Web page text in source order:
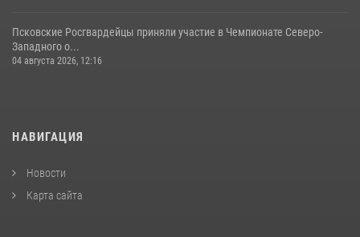
Псковские Росгвардейцы приняли участие в Чемпионате Северо-
Западного о...
04 августа 2026, 12:16
НАВИГАЦИЯ
Новости
Карта сайта